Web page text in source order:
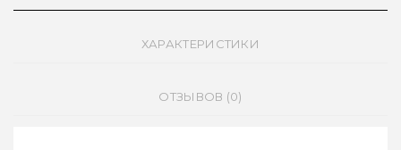
ХАРАКТЕРИСТИКИ
ОТЗЫВОВ (0)